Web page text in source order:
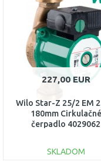
Porovnať
227,00 EUR
Wilo Star-Z 25/2 EM
180mm Cirkulačné
čerpadlo 4029062
SKLADOM